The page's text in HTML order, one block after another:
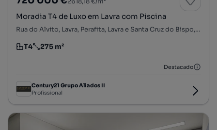
Moradia T4 de Luxo em Lavra com Piscina
Rua do Alvito, Lavra, Perafita, Lavra e Santa Cruz do Bispo, Matosinhos, Porto
Tipologia
T4
Preço por metro quadrado
275 m²
Destacado
Century21 Grupo Aliados II
Profissional